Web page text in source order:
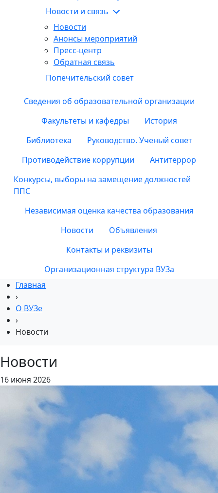
Новости и связь
Новости
Анонсы мероприятий
Пресс-центр
Обратная связь
Попечительский совет
Сведения об образовательной организации
Факультеты и кафедры
История
Библиотека
Руководство. Ученый совет
Противодействие коррупции
Антитеррор
Конкурсы, выборы на замещение должностей
ППС
Независимая оценка качества образования
Новости
Объявления
Контакты и реквизиты
Организационная структура ВУЗа
Главная
›
О ВУЗе
›
Новости
Новости
16 июня 2026